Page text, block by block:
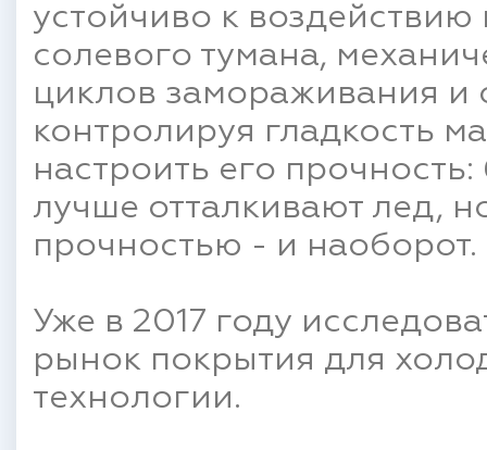
устойчиво к воздействию
солевого тумана,
циклов замораживания и
контролируя гладкость
настроить его
лучше отталкивают лед,
прочностью - и наоборот.
Уже в 2017 году
рынок покрытия для
технологии.